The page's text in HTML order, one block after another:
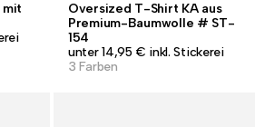
mit
Oversized T-Shirt KA aus
Premium-Baumwolle # ST-
154
unter 14,95 € inkl. Stickerei
3 Farben